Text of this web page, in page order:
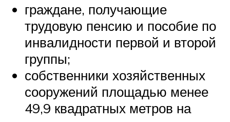
граждане, получающие
трудовую пенсию и пособие по
инвалидности первой и второй
группы;
собственники хозяйственных
сооружений площадью менее
49,9 квадратных метров на